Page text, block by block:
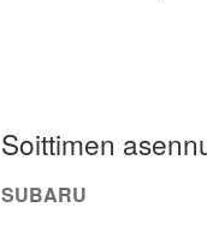
Soittimen
SUBARU